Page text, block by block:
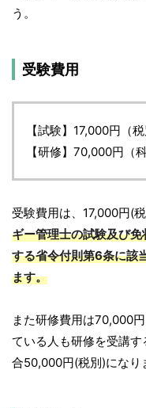
う。
受験費用
【試験】17,000円（税
【研修】70,000円（
受験費用は、17,000円(
ギー管理士の試験及び
する省令付則第6条に該
ます。
また研修費用は70,000
ている人も研修を受講
合50,000円(税別)になり